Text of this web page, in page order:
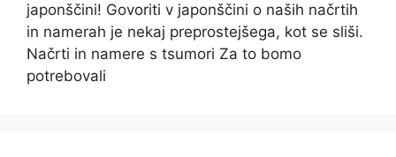
japonščini! Govoriti v japonščini o naših načrtih
in namerah je nekaj preprostejšega, kot se sliši.
Načrti in namere s tsumori Za to bomo
potrebovali